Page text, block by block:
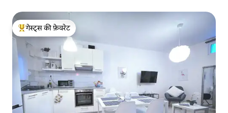
गेस्ट्स का टॉप फ़ेवरेट
गेस्ट्स की फ़ेवरेट